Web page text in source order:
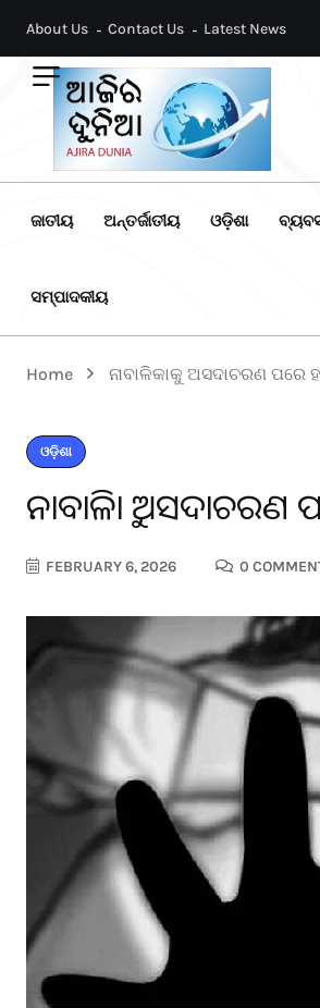
About Us Contact Us Latest News
ଜାତୀୟ ଅନ୍ତର୍ଜାତୀୟ ଓଡ଼ିଶା
ସମ୍ପାଦକୀୟ
Home ନାବାଳିକାକୁ ଅସଦାଚରଣ ପରେ
ଓଡ଼ିଶା
ନାବାଳିକାକୁ ଅସଦାଚରଣ
FEBRUARY 6, 2026 0